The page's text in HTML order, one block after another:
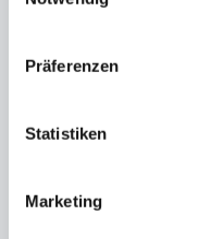
Präferenzen
Statistiken
Marketing
verlangen. Hierzu
der im Impressum
wenden. Das Recht
bestreiten,